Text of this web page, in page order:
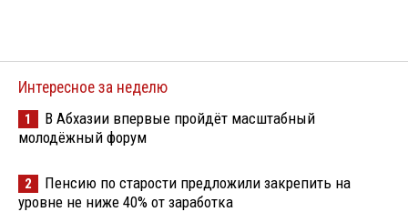
Интересное за неделю
1
В Абхазии впервые пройдёт масштабный
молодёжный форум
2
Пенсию по старости предложили закрепить на
уровне не ниже 40% от заработка